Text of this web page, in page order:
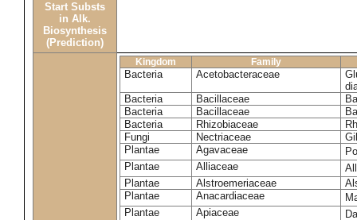
Start Substs
in Alk.
Biosynthesis
(Prediction)
Kingdom Family
Bacteria Acetobacteraceae
Bacteria
Bacillaceae
Bacteria
Bacillaceae
Bacteria
Rhizobiaceae
Fungi
Nectriaceae
Plantae
Agavaceae
Plantae
Alliaceae
Plantae
Alstroemeriaceae
Plantae
Anacardiaceae
Plantae
Apiaceae